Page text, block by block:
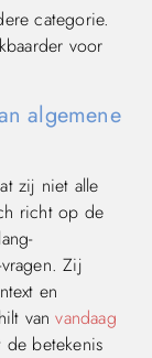
categorie.
voor
algemene
zij niet alle
richt op de
Zij
en
vanvandaag
de betekenis